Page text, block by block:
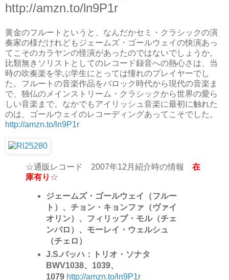
http://amzn.to/ln9P1r
黄金のフルートというと、なんだかセミ・クラシックの演
奏家の様だけれどもジェームズ・ゴールウェイの快演あっ
てこそのカラヤンの怪演があったのではないでしょうか。
比類無きソリストとしてのレコード録音への熱心さは、当
時の吹奏楽を学ぶ学生にとっては憧れのプレイヤーでし
た。フルートの音楽作品をバロック時代から現代の音楽ま
で、独仏のメインストリーム・クラシックから世界の愛ら
しい音楽まで。なかでもアイリッシュ音楽に最初に触れた
のは、ゴールウェイのレコーディングあってこそでした。
http://amzn.to/ln9P1r
☆通販レコード 2007年12月紹介時の情報 在
庫有り ☆
ジェームズ・ゴールウェイ（フルー
ト）、チョン・キョンファ（ヴァイ
オリン）、フィリップ・モル（チェ
ンバロ）、モーレイ・ウェルシュ
（チェロ）
J.S.バッハ：トリオ・ソナタ
BWV1038、1039、
1079 http://amzn.to/ln9P1r